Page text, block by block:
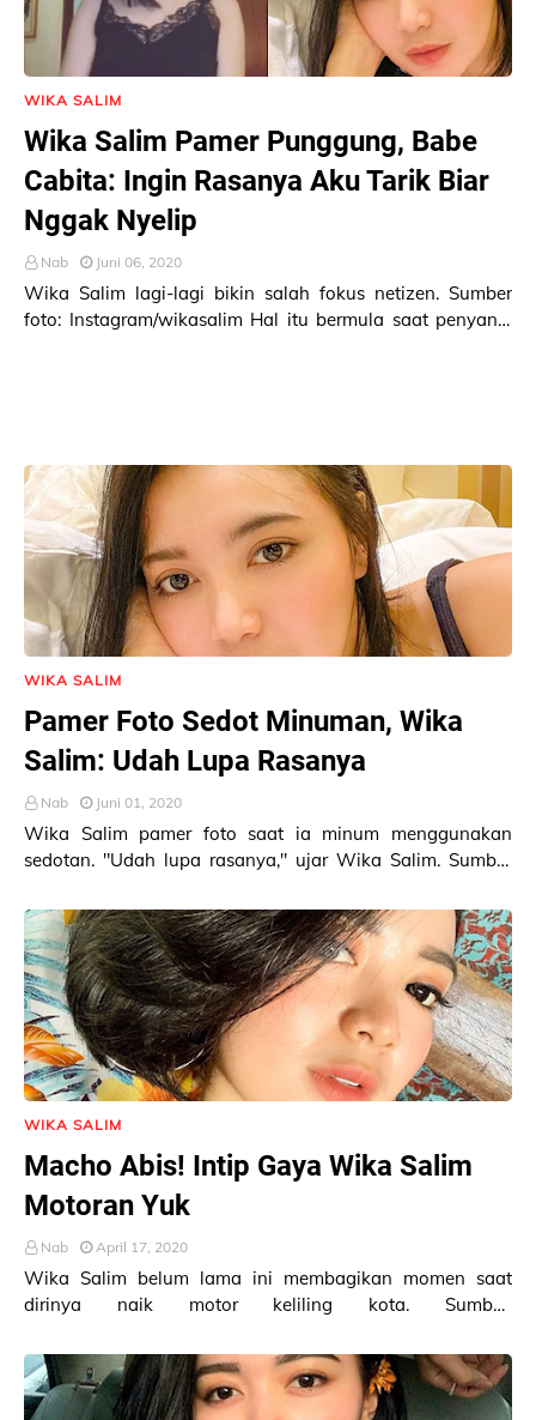
WIKA SALIM
Wika Salim Pamer Punggung, Babe
Cabita: Ingin Rasanya Aku Tarik Biar
Nggak Nyelip
Nab Juni 06, 2020
Wika Salim lagi-lagi bikin salah fokus netizen. Sumber
foto: Instagram/wikasalim Hal itu bermula saat penyanyi
WIKA SALIM
Pamer Foto Sedot Minuman, Wika
Salim: Udah Lupa Rasanya
Nab Juni 01, 2020
Wika Salim pamer foto saat ia minum menggunakan
sedotan. "Udah lupa rasanya," ujar Wika Salim. Sumber
WIKA SALIM
Macho Abis! Intip Gaya Wika Salim
Motoran Yuk
Nab April 17, 2020
Wika Salim belum lama ini membagikan momen saat
dirinya naik motor keliling kota. Sumber: